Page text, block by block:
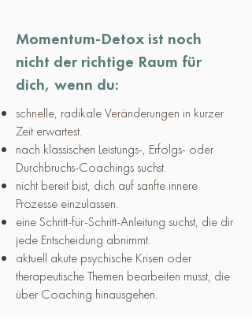
Momentum-Detox ist noch
nicht der richtige Raum für
dich, wenn du:
schnelle, radikale Veränderungen in kurzer
Zeit erwartest.
nach klassischen Leistungs-, Erfolgs- oder
Durchbruchs-Coachings suchst.
nicht bereit bist, dich auf sanfte innere
Prozesse einzulassen.
eine Schritt-für-Schritt-Anleitung suchst, die dir
jede Entscheidung abnimmt.
aktuell akute psychische Krisen oder
therapeutische Themen bearbeiten musst, die
über Coaching hinausgehen.